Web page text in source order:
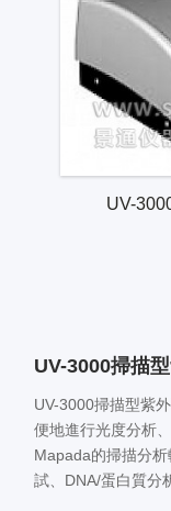
UV-
UV-3000掃描
UV-3000掃描型紫
便地進行光度分析
Mapada的掃描分
試、DNA/蛋白質分